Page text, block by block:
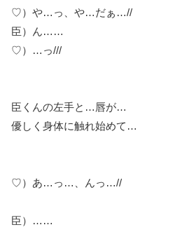
♡）や…っ、や…だぁ…//
臣）ん……
♡）…っ///
臣くんの左手と…唇が…
優しく身体に触れ始めて…
♡）あ…っ…、んっ…//
臣）……